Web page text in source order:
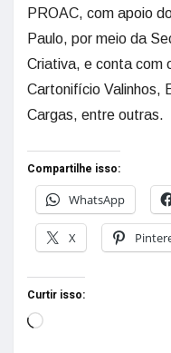
PROAC, com apoio
Paulo, por meio da
Criativa, e conta com
Cartonifício Valinhos,
Cargas, entre outras.
Compartilhe isso:
WhatsApp
X
Curtir isso: